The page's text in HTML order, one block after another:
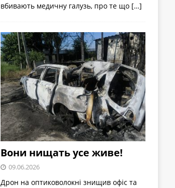
вбивають медичну галузь, про те що […]
Вони нищать усе живе!
09.06.2026
Дрон на оптиковолокні знищив офіс та